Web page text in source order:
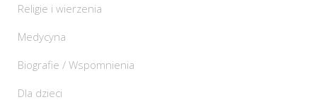
Religie i wierzenia
Medycyna
Biografie / Wspomnienia
Dla dzieci